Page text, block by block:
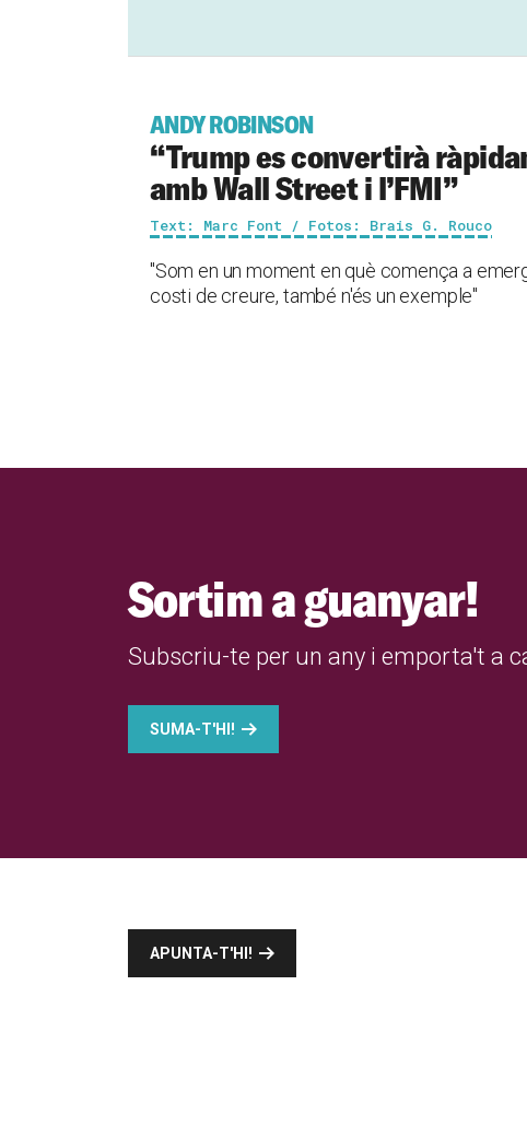
ANDY ROBINSON
“Trump es convertirà
amb Wall Street i l’FMI”
Text: Marc Font / Fotos: Brais G. Rouco
"Som en un moment en què comença a
costi de creure, també n'és un exemple"
Sortim a guanyar!
Subscriu-te per un any i emporta't a
SUMA-T'HI!
APUNTA-T'HI!